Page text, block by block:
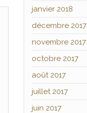
janvier 2018
décembre 2017
novembre 2017
octobre 2017
août 2017
juillet 2017
juin 2017